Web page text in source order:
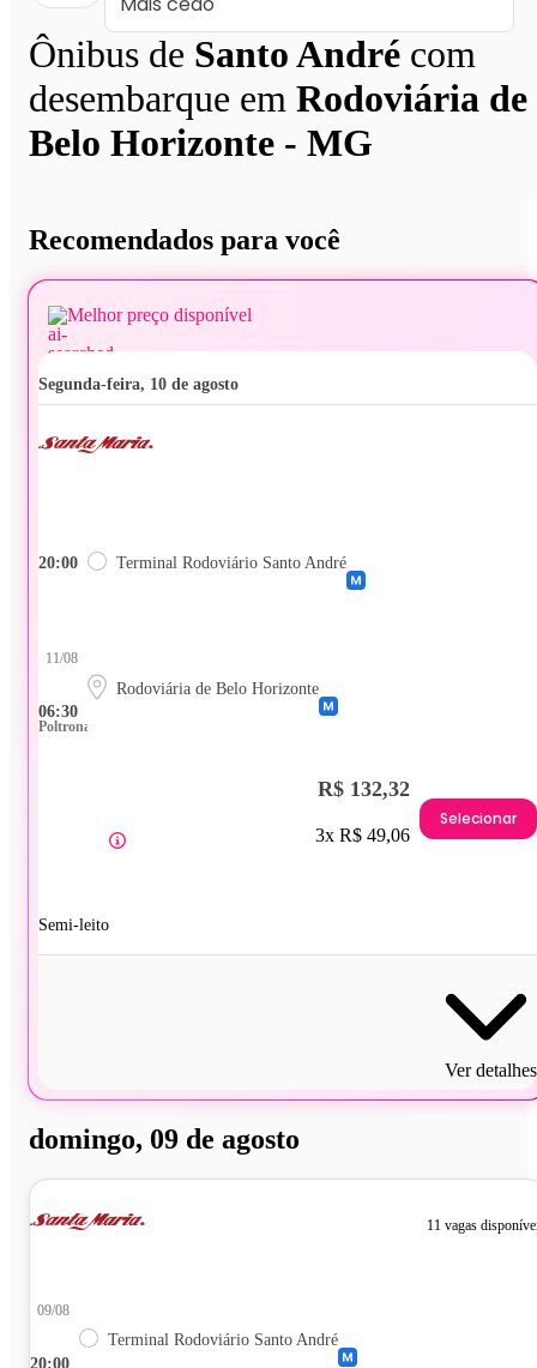
Ônibus de Santo André com
desembarque em Rodoviária de
Belo Horizonte - MG
Recomendados para você
Melhor preço disponível
segunda-feira, 10 de agosto
20:00 Terminal Rodoviário Santo André
06:30
11/08
Rodoviária de Belo Horizonte
Poltrona
Semi-leito
R$ 132,32
3x R$ 49,06
Selecionar
Ver detalhes
domingo, 09 de agosto
11 vagas
20:00
09/08
Terminal Rodoviário Santo André